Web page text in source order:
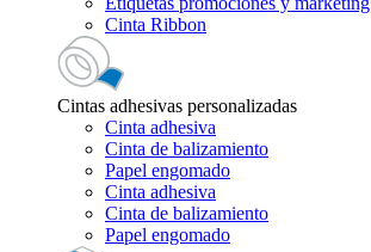
Cinta Ribbon
Cintas adhesivas personalizadas
Cinta adhesiva
Cinta de balizamiento
Papel engomado
Cinta adhesiva
Cinta de balizamiento
Papel engomado